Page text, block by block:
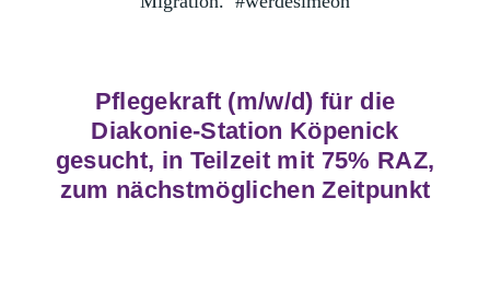
Pflegekraft (m/w/d) für die
Diakonie-Station Köpenick
gesucht, in Teilzeit mit 75% RAZ,
zum nächstmöglichen Zeitpunkt